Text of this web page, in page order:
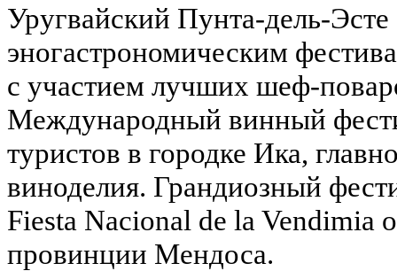
Уругвайский Пунта-дель-
эногастрономическим
с участием лучших шеф-
Международный винный
туристов в городке Ика,
виноделия. Грандиозный
Fiesta Nacional de la Vendimia
провинции Мендоса.